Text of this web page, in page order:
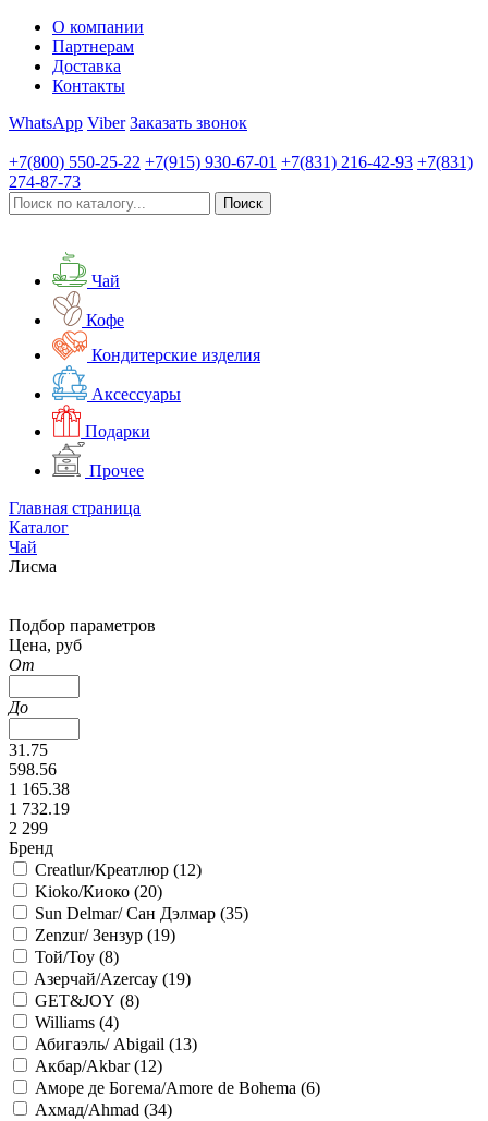
О компании
Партнерам
Доставка
Контакты
WhatsApp Viber Заказать звонок
+7(800) 550-25-22 +7(915) 930-67-01 +7(831) 216-42-93 +7(831)
274-87-73
Чай
Кофе
Кондитерские изделия
Аксессуары
Подарки
Прочее
Главная страница
Каталог
Чай
Лисма
Подбор параметров
Цена, руб
От
До
31.75
598.56
1 165.38
1 732.19
2 299
Бренд
Creatlur/Креатлюр (12)
Kioko/Киоко (20)
Sun Delmar/ Сан Дэлмар (35)
Zenzur/ Зензур (19)
Той/Toy (8)
Aзерчай/Azercay (19)
GET&JOY (8)
Williams (4)
Абигаэль/ Abigail (13)
Акбар/Akbar (12)
Аморе де Богема/Amore de Bohema (6)
Ахмад/Ahmad (34)